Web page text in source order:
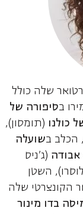
שלה כולל
בסיפורה של
כולנו (תומסון),
הכלב בשועלה
אבודה (ג'ניס
השטן
הקונצרטי שלה
בדו מינור